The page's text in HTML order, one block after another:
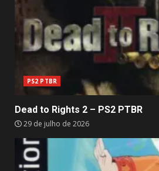
PS2 PTBR
Dead to Rights 2 – PS2 PTBR
29 de julho de 2026